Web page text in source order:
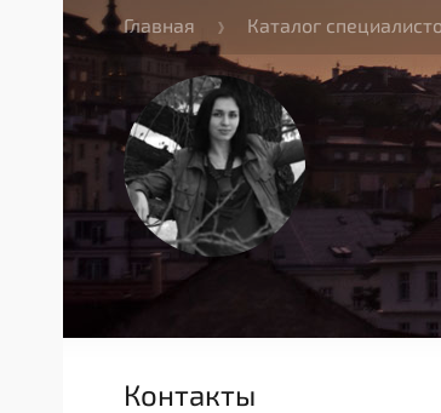
Главная Каталог
Контакты